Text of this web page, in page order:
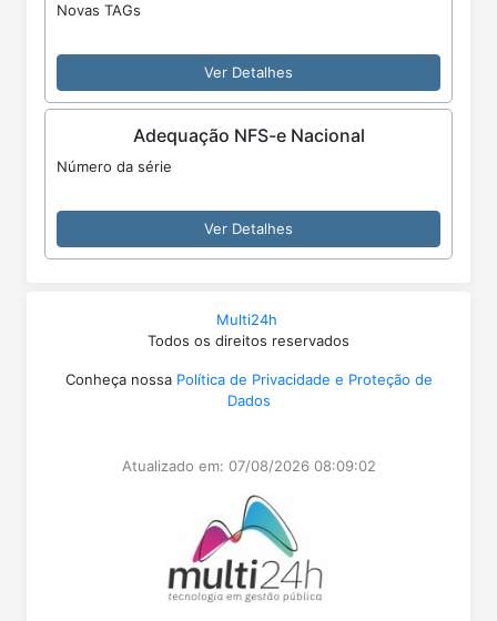
Novas TAGs
Ver Detalhes
Adequação NFS-e Nacional
Número da série
Ver Detalhes
Multi24h
Todos os direitos reservados
Conheça nossa Política de Privacidade e Proteção de
Dados
Atualizado em: 07/08/2026 08:09:02